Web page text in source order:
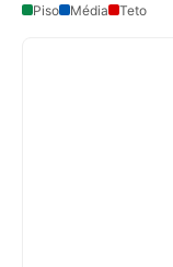
Piso Média Teto